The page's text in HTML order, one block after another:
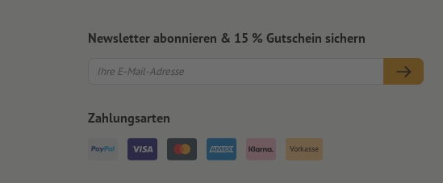
Newsletter abonnieren & 15 % Gutschein sichern
Zahlungsarten
Vorkasse